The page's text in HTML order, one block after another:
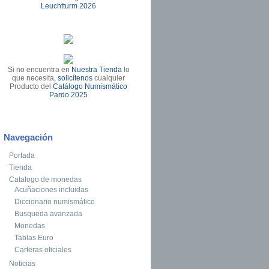
Leuchtturm 2026
Si no encuentra en Nuestra Tiendalo
que necesita,solicítenos cualquier
Producto delCatálogo Numismático
Pardo 2025
Navegación
Portada
Tienda
Catalogo de monedas
Acuñaciones incluidas
Diccionario numismático
Busqueda avanzada
Monedas
Tablas Euro
Carteras oficiales
Noticias